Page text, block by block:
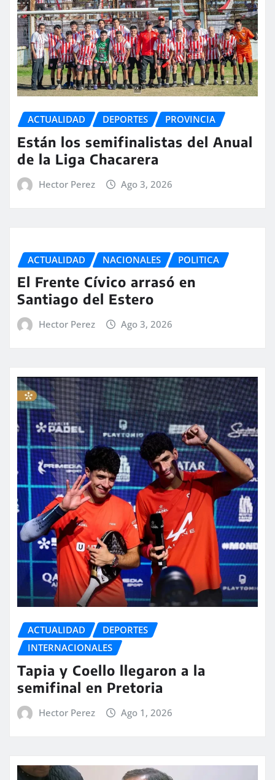
ACTUALIDAD DEPORTES PROVINCIA
Están los semifinalistas del Anual
de la Liga Chacarera
Hector Perez Ago 3, 2026
ACTUALIDAD NACIONALES POLITICA
El Frente Cívico arrasó en
Santiago del Estero
Hector Perez Ago 3, 2026
ACTUALIDAD
DEPORTES
INTERNACIONALES
Tapia y Coello llegaron a la
semifinal en Pretoria
Hector Perez Ago 1, 2026